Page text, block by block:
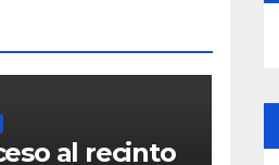
al recinto